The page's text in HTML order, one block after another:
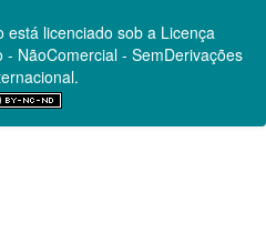
licenciado sob a Licença
NãoComercial - SemDerivações